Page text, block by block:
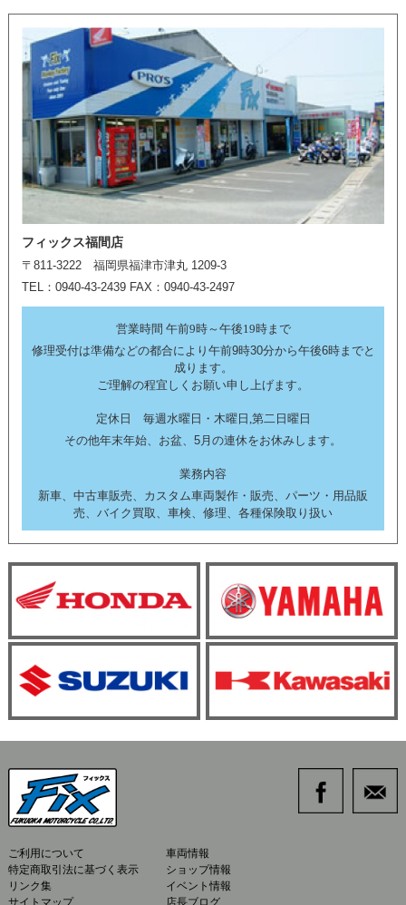
フィックス福間店
〒811-3222 福岡県福津市津丸 1209-3
TEL：0940-43-2439 FAX：0940-43-2497
営業時間 午前9時～午後19時まで
修理受付は準備などの都合により午前9時30分から午後6時までと
成ります。
ご理解の程宜しくお願い申し上げます。
定休日 毎週水曜日・木曜日,第二日曜日
その他年末年始、お盆、5月の連休をお休みします。
業務内容
新車、中古車販売、カスタム車両製作・販売、パーツ・用品販
売、バイク買取、車検、修理、各種保険取り扱い
ご利用について
特定商取引法に基づく表示
リンク集
車両情報
ショップ情報
イベント情報